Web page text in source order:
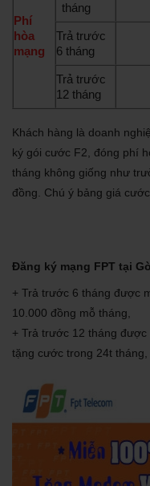
Phí
hòa
mạng
tháng
Trả trước
6 tháng
Trả trước
12 tháng
Khách hàng là doanh
ký gói cước F2, đóng phí
tháng không giống như
đồng. Chú ý bảng giá
Đăng ký mạng FPT tại
+ Trả trước 6 tháng được
10.000 đồng mỗ tháng,
+ Trả trước 12 tháng được
tặng cước trong 24t